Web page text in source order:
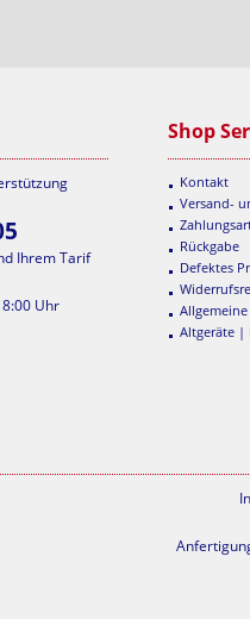
Ihrem Tarif
Uhr
Shop
Kontakt
Versand-
Rückgabe
Defektes
Altgeräte |